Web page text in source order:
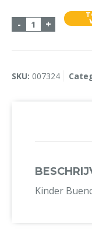
- Kinder Bueno
+
SKU: 007324
Kinder